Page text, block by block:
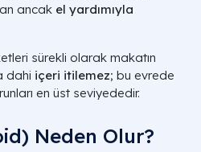
ancak el yardımıyla
sürekli olarak makatın
dahi içeri itilemez; bu evrede
en üst seviyededir.
Neden Olur?